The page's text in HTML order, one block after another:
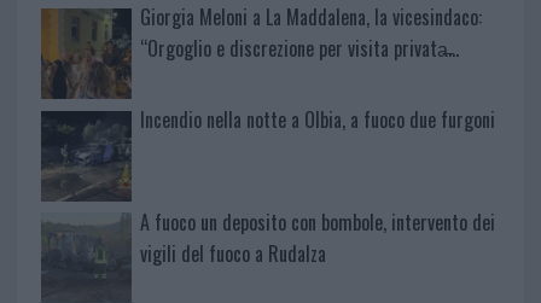
Giorgia Meloni a La Maddalena, la vicesindaco:
“Orgoglio e discrezione per visita privata̶…
Incendio nella notte a Olbia, a fuoco due furgoni
A fuoco un deposito con bombole, intervento dei
vigili del fuoco a Rudalza